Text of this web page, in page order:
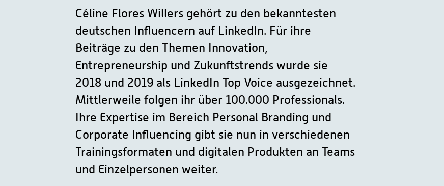
Céline Flores Willers gehört zu den bekanntesten
deutschen Influencern auf LinkedIn. Für ihre
Beiträge zu den Themen Innovation,
Entrepreneurship und Zukunftstrends wurde sie
2018 und 2019 als LinkedIn Top Voice ausgezeichnet.
Mittlerweile folgen ihr über 100.000 Professionals.
Ihre Expertise im Bereich Personal Branding und
Corporate Influencing gibt sie nun in verschiedenen
Trainingsformaten und digitalen Produkten an Teams
und Einzelpersonen weiter.